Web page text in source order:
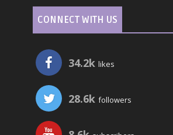
CONNECT WITH US
34.2k likes
28.6k followers